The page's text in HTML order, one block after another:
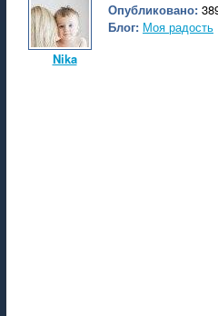
Nika
Опубликовано:
Блог: Моя радость